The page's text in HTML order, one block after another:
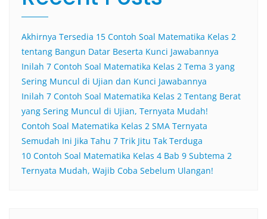
Akhirnya Tersedia 15 Contoh Soal Matematika Kelas 2
tentang Bangun Datar Beserta Kunci Jawabannya
Inilah 7 Contoh Soal Matematika Kelas 2 Tema 3 yang
Sering Muncul di Ujian dan Kunci Jawabannya
Inilah 7 Contoh Soal Matematika Kelas 2 Tentang Berat
yang Sering Muncul di Ujian, Ternyata Mudah!
Contoh Soal Matematika Kelas 2 SMA Ternyata
Semudah Ini Jika Tahu 7 Trik Jitu Tak Terduga
10 Contoh Soal Matematika Kelas 4 Bab 9 Subtema 2
Ternyata Mudah, Wajib Coba Sebelum Ulangan!